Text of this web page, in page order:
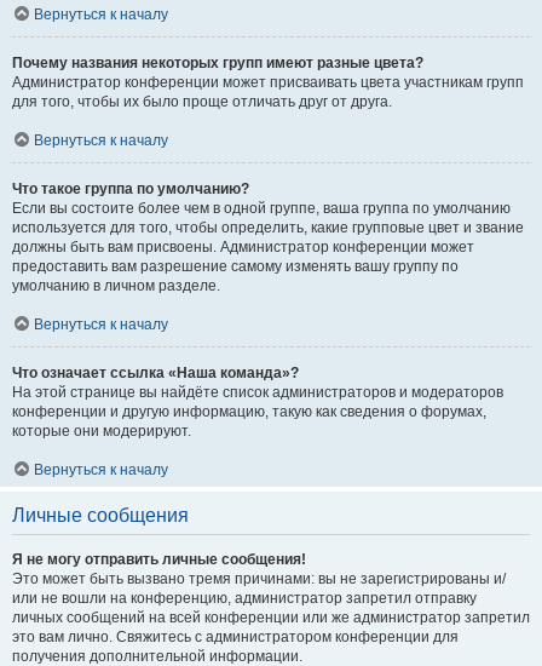
Вернуться к началу
Почему названия некоторых групп имеют разные цвета?
Администратор конференции может присваивать цвета участникам групп
для того, чтобы их было проще отличать друг от друга.
Вернуться к началу
Что такое группа по умолчанию?
Если вы состоите более чем в одной группе, ваша группа по умолчанию
используется для того, чтобы определить, какие групповые цвет и звание
должны быть вам присвоены. Администратор конференции может
предоставить вам разрешение самому изменять вашу группу по
умолчанию в личном разделе.
Вернуться к началу
Что означает ссылка «Наша команда»?
На этой странице вы найдёте список администраторов и модераторов
конференции и другую информацию, такую как сведения о форумах,
которые они модерируют.
Вернуться к началу
Личные сообщения
Я не могу отправить личные сообщения!
Это может быть вызвано тремя причинами: вы не зарегистрированы и/
или не вошли на конференцию, администратор запретил отправку
личных сообщений на всей конференции или же администратор запретил
это вам лично. Свяжитесь с администратором конференции для
получения дополнительной информации.